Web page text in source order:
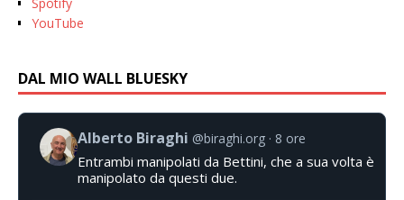
YouTube
DAL MIO WALL BLUESKY
Alberto Biraghi @biraghi.org 8 ore
Entrambi manipolati da Bettini, che a sua volta è
manipolato da questi due.